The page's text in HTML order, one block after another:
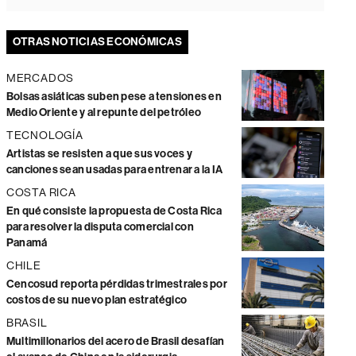
OTRAS NOTICIAS ECONÓMICAS
MERCADOS
Bolsas asiáticas suben pese a tensiones en
Medio Oriente y al repunte del petróleo
TECNOLOGÍA
Artistas se resisten a que sus voces y
canciones sean usadas para entrenar a la IA
COSTA RICA
En qué consiste la propuesta de Costa Rica
para resolver la disputa comercial con
Panamá
CHILE
Cencosud reporta pérdidas trimestrales por
costos de su nuevo plan estratégico
BRASIL
Multimillonarios del acero de Brasil desafían